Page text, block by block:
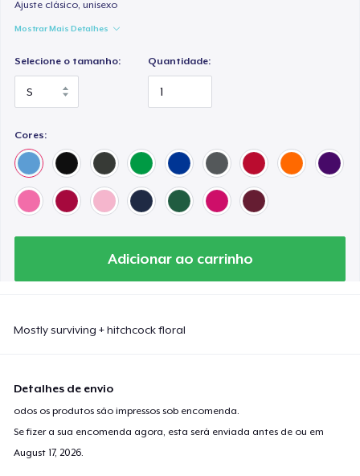
Ajuste clásico, unisexo
Mostrar Mais Detalhes
Selecione o tamanho: Quantidade:
Cores:
Adicionar ao carrinho
Mostly surviving + hitchcock floral
Detalhes de envio
odos os produtos são impressos sob encomenda.
Se fizer a sua encomenda agora, esta será enviada antes de ou em
August 17, 2026